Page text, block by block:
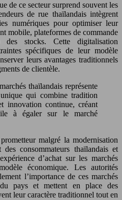
de ce secteur surprend souvent les
de rue thaïlandais intègrent
numériques pour optimiser leur
mobile, plateformes de commande
stocks. Cette digitalisation
spécifiques de leur modèle
leurs avantages traditionnels
de clientèle.
thaïlandais représente
qui combine tradition
innovation continue, créant
à égaler sur le marché
malgré la modernisation
consommateurs thaïlandais et
d’achat sur les marchés
économique. Les autorités
l’importance de ces marchés
pays et mettent en place des
leur caractère traditionnel tout en